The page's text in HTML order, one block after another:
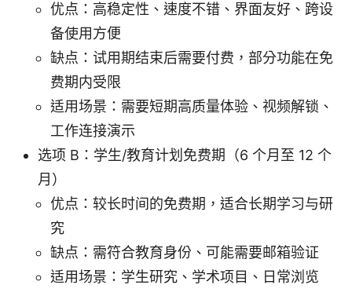
优点：高稳定性、速度不错、界面友好、跨设
备使用方便
缺点：试用期结束后需要付费，部分功能在免
费期内受限
适用场景：需要短期高质量体验、视频解锁、
工作连接演示
选项 B：学生/教育计划免费期（6 个月至 12 个
月）
优点：较长时间的免费期，适合长期学习与研
究
缺点：需符合教育身份、可能需要邮箱验证
适用场景：学生研究、学术项目、日常浏览